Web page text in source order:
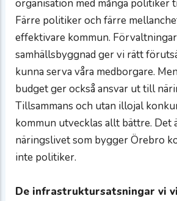
organisation med många politiker
Färre politiker och färre
effektivare kommun.
samhällsbyggnad ger vi rätt
kunna serva våra medborgare.
budget ger också ansvar ut till
Tillsammans och utan illojal
kommun utvecklas allt bättre. Det
näringslivet som bygger Örebro
inte politiker.
De infrastruktursatsningar vi